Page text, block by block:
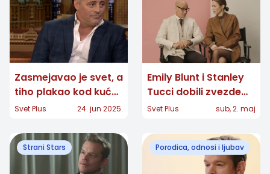
Zasmejavao je svet, a
tiho plakao kod kuće
zbog bolesne ćerke:
Matta LeBlanca
Svet Plus 24. jun 2025.
Emily Blunt i Stanley
Tucci dobili zvezde
na Bulevaru slavnih:
Dwayne Johnson
uveličali ceremoniju
Svet Plus sub, 2. maj
Strani Stars Porodica, odnosi i ljubav